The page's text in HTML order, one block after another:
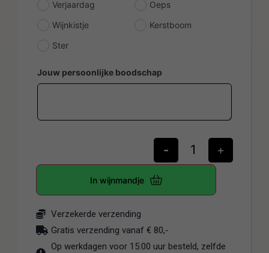
Verjaardag
Oeps
Wijnkistje
Kerstboom
Ster
Jouw persoonlijke boodschap
- +
In wijnmandje
Verzekerde verzending
Gratis verzending vanaf € 80,-
Op werkdagen voor 15:00 uur besteld, zelfde